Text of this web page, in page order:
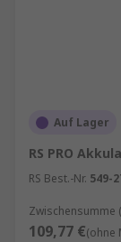
Auf Lager
RS PRO
RS Best.-Nr. 549-
Zwischensumme
109,77 €(ohne